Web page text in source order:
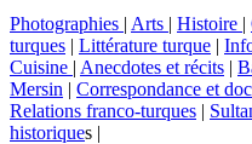
Photographies | Arts | Histoire |
turques | Littérature turque |
Cuisine | Anecdotes et récits |
Mersin | Correspondance et
Relations franco-turques |
historiques |